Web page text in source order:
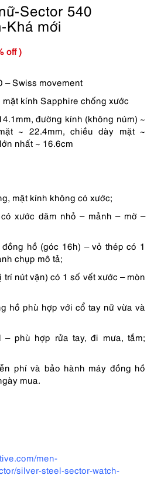
Sector 540
Khá mới
₫.
₫.
off )
– Swiss movement
mặt kính Sapphire chống xước
đường kính (không núm) ~
~ 22.4mm, chiều dày mặt ~
nhất ~ 16.6cm
mặt kính không có xước;
xước dăm nhỏ – mảnh – mờ –
hồ (góc 16h) – vỏ thép có 1
chụp mô tả;
trí nút vặn) có 1 số vết xước – mòn
hồ phù hợp với cổ tay nữ vừa và
– phù hợp rửa tay, đi mưa, tắm;
phí và bảo hành máy đồng hồ
mua.
men-
silver-steel-sector-watch-